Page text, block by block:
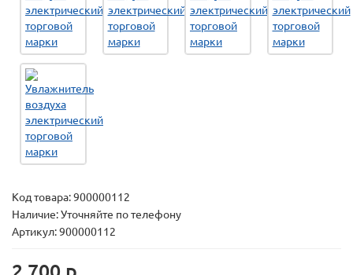
Код товара:900000112
Наличие: Уточняйте по телефону
Артикул: 900000112